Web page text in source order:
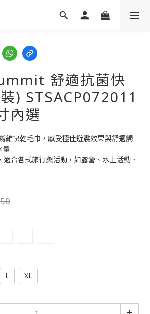
舒適抗菌快
) STSACP072011
內選
維快乾毛巾，感受極佳避震效果與舒適觸
量
適合各式旅行與活動，如露營、水上活動、
L XL